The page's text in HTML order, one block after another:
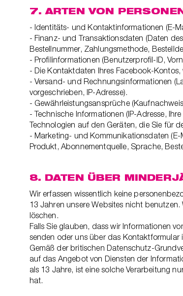
7. ARTEN VON
- Identitäts- und Kontaktinformationen (E-
- Finanz- und Transaktionsdaten (Daten
Bestellnummer, Zahlungsmethode,
- Profilinformationen (Benutzerprofil-ID,
- Die Kontaktdaten Ihres Facebook-
- Versand- und Rechnungsinformationen
vorgeschrieben, IP-Adresse).
- Gewährleistungsansprüche
- Technische Informationen (IP-Adresse,
Technologien auf den Geräten, die Sie für
- Marketing- und Kommunikationsdaten
Produkt, Abonnementquelle, Sprache,
8. DATEN ÜBER
Wir erfassen wissentlich keine
13 Jahren unsere Websites nicht
löschen.
Falls Sie glauben, dass wir Informationen
senden oder uns über das Kontaktformular
Gemäß der britischen Datenschutz-
auf das Angebot von Diensten der
als 13 Jahre, ist eine solche Verarbeitung
hat.